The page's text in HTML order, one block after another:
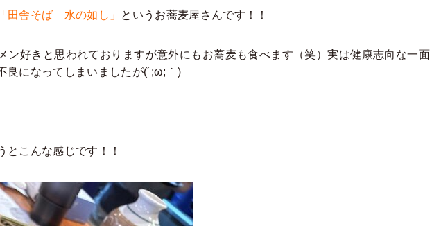
田舎そば 水の如し」 というお蕎麦屋さんです！！
ン好きと思われておりますが意外にもお蕎麦も食べます（笑）実は健康志向な一
良になってしまいましたが(´;ω;｀)
とこんな感じです！！